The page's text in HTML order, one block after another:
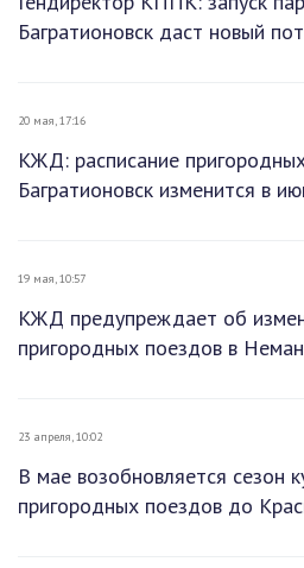
Багратионовск даст новый
20 мая, 17:16
КЖД: расписание
Багратионовск изменится в
19 мая, 10:57
КЖД предупреждает об
пригородных поездов в
23 апреля, 10:02
В мае возобновляется сезон
пригородных поездов до